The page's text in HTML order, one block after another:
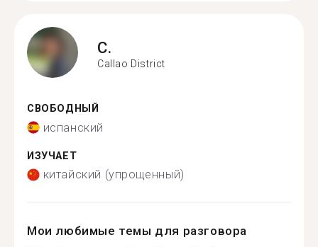
C.
Callao District
СВОБОДНЫЙ
испанский
ИЗУЧАЕТ
китайский (упрощенный)
Мои любимые темы для разговора